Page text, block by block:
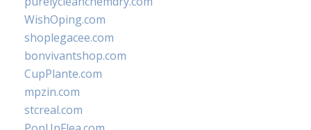
WishOping.com
shoplegacee.com
bonvivantshop.com
CupPlante.com
mpzin.com
stcreal.com